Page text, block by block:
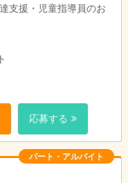
勤務で調整可
支援・児童指導員のお
応募する
パート・アルバイト